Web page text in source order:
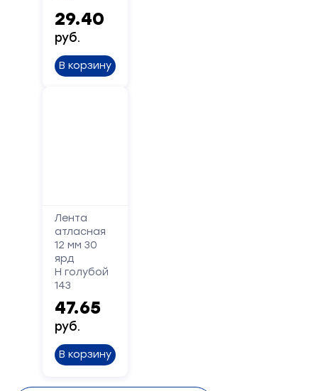
29.40
руб.
В корзину
Лента
атласная
12 мм 30
ярд
Н голубой
143
47.65
руб.
В корзину